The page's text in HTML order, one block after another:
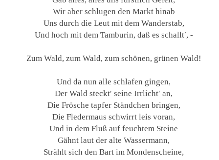
Wir aber schlugen den Markt hinab
Uns durch die Leut mit dem Wanderstab,
Und hoch mit dem Tamburin, daß es schallt′, -
Zum Wald, zum Wald, zum schönen, grünen Wald!
Und da nun alle schlafen gingen,
Der Wald steckt′ seine Irrlicht′ an,
Die Frösche tapfer Ständchen bringen,
Die Fledermaus schwirrt leis voran,
Und in dem Fluß auf feuchtem Steine
Gähnt laut der alte Wassermann,
Strählt sich den Bart im Mondenscheine,